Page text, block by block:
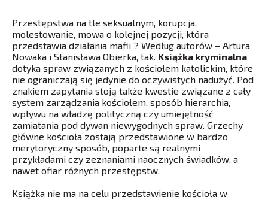
Przestępstwa na tle seksualnym, korupcja,
molestowanie, mowa o kolejnej pozycji, która
przedstawia działania mafii ? Według autorów – Artura
Nowaka i Stanisława Obierka, tak. Książka kryminalna
dotyka spraw związanych z kościołem katolickim, które
nie ograniczają się jedynie do oczywistych nadużyć. Pod
znakiem zapytania stoją także kwestie związane z cały
system zarządzania kościołem, sposób hierarchia,
wpływu na władzę polityczną czy umiejętność
zamiatania pod dywan niewygodnych spraw. Grzechy
główne kościoła zostają przedstawione w bardzo
merytoryczny sposób, poparte są realnymi
przykładami czy zeznaniami naocznych świadków, a
nawet ofiar różnych przestępstw.
Książka nie ma na celu przedstawienie kościoła w